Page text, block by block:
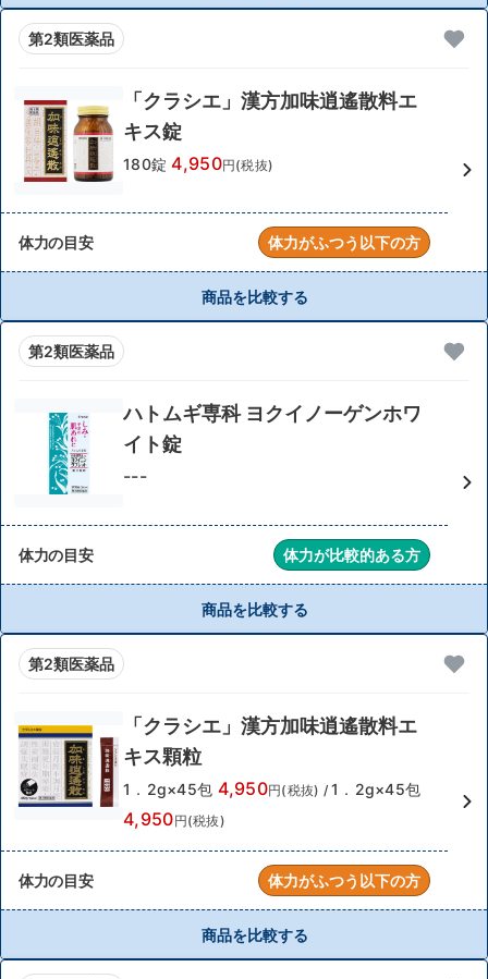
第2類医薬品
「クラシエ」漢方加味逍遙散料エ
キス錠
180錠 4,950円(税抜)
体力の目安 体力がふつう以下の方
商品を比較する
第2類医薬品
ハトムギ専科 ヨクイノーゲンホワ
イト錠
---
体力の目安 体力が比較的ある方
商品を比較する
第2類医薬品
「クラシエ」漢方加味逍遙散料エ
キス顆粒
1．2g×45包 4,950円(税抜) / 1．2g×45包
4,950円(税抜)
体力の目安 体力がふつう以下の方
商品を比較する